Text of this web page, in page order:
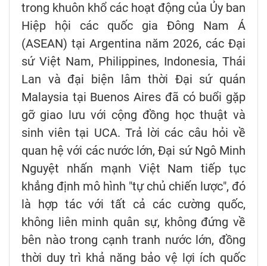
trong khuôn khổ các hoạt động của Ủy ban
Hiệp hội các quốc gia Đông Nam Á
(ASEAN) tại Argentina năm 2026, các Đại
sứ Việt Nam, Philippines, Indonesia, Thái
Lan và đại biện lâm thời Đại sứ quán
Malaysia tại Buenos Aires đã có buổi gặp
gỡ giao lưu với cộng đồng học thuật và
sinh viên tại UCA. Trả lời các câu hỏi về
quan hệ với các nước lớn, Đại sứ Ngô Minh
Nguyệt nhấn mạnh Việt Nam tiếp tục
khẳng định mô hình "tự chủ chiến lược", đó
là hợp tác với tất cả các cường quốc,
không liên minh quân sự, không đứng về
bên nào trong cạnh tranh nước lớn, đồng
thời duy trì khả năng bảo vệ lợi ích quốc